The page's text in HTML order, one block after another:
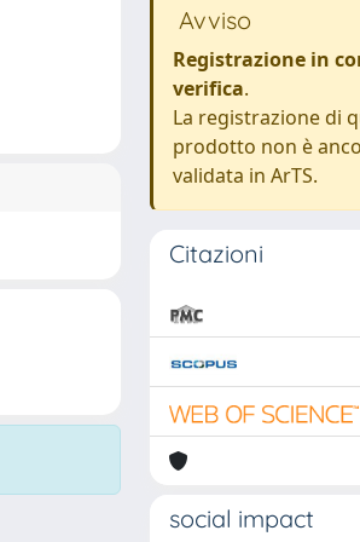
Avviso
Registrazione in
verifica.
La registrazione di
prodotto non è
validata in ArTS.
Citazioni
social impact